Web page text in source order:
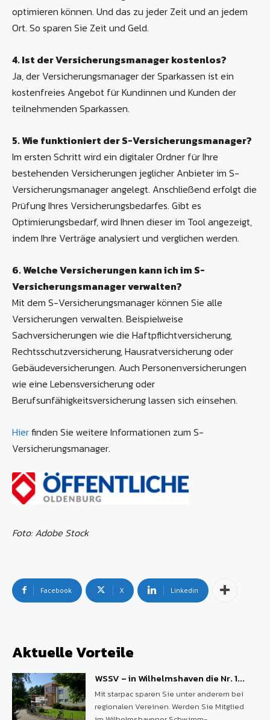
optimieren können. Und das zu jeder Zeit und an jedem
Ort. So sparen Sie Zeit und Geld.
4. Ist der Versicherungsmanager kostenlos?
Ja, der Versicherungsmanager der Sparkassen ist ein
kostenfreies Angebot für Kundinnen und Kunden der
teilnehmenden Sparkassen.
5. Wie funktioniert der S-Versicherungsmanager?
Im ersten Schritt wird ein digitaler Ordner für Ihre
bestehenden Versicherungen jeglicher Anbieter im S-
Versicherungsmanager angelegt. Anschließend erfolgt die
Prüfung Ihres Versicherungsbedarfes. Gibt es
Optimierungsbedarf, wird Ihnen dieser im Tool angezeigt,
indem Ihre Verträge analysiert und verglichen werden.
6. Welche Versicherungen kann ich im S-
Versicherungsmanager verwalten?
Mit dem S-Versicherungsmanager können Sie alle
Versicherungen verwalten. Beispielweise
Sachversicherungen wie die Haftpflichtversicherung,
Rechtsschutzversicherung, Hausratversicherung oder
Gebäudeversicherungen. Auch Personenversicherungen
wie eine Lebensversicherung oder
Berufsunfähigkeitsversicherung lassen sich einsehen.
Hierfinden Sie weitere Informationen zum S-
Versicherungsmanager.
Foto: Adobe Stock
Facebook X Linkedin
Aktuelle Vorteile
WSSV – in Wilhelmshaven die Nr. 1...
Mit starpac sparen Sie unter anderem bei
regionalen Vereinen. Werden Sie Mitglied